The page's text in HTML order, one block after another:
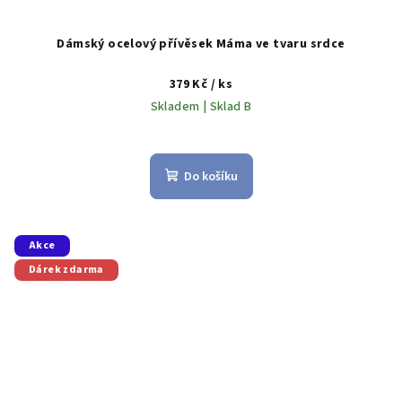
Dámský ocelový přívěsek Máma ve tvaru srdce
379 Kč / ks
Skladem | Sklad B
Do košíku
Akce
Dárek zdarma